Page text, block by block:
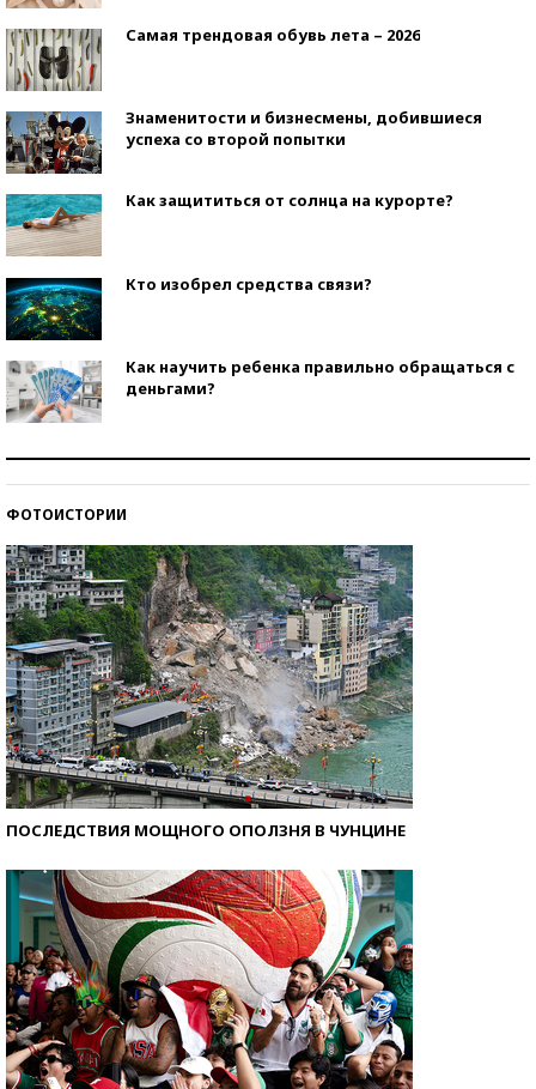
Самая трендовая обувь лета – 2026
Знаменитости и бизнесмены, добившиеся
успеха со второй попытки
Как защититься от солнца на курорте?
Кто изобрел средства связи?
Как научить ребенка правильно обращаться с
деньгами?
ФОТОИСТОРИИ
ПОСЛЕДСТВИЯ МОЩНОГО ОПОЛЗНЯ В ЧУНЦИНЕ